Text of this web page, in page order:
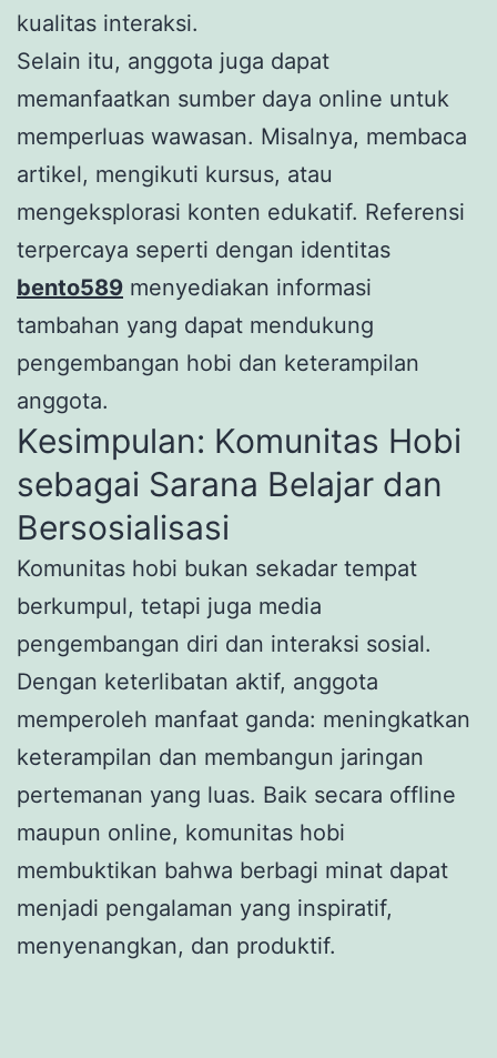
kualitas interaksi.
Selain itu, anggota juga dapat
memanfaatkan sumber daya online untuk
memperluas wawasan. Misalnya, membaca
artikel, mengikuti kursus, atau
mengeksplorasi konten edukatif. Referensi
terpercaya seperti dengan identitas
bento589 menyediakan informasi
tambahan yang dapat mendukung
pengembangan hobi dan keterampilan
anggota.
Kesimpulan: Komunitas Hobi
sebagai Sarana Belajar dan
Bersosialisasi
Komunitas hobi bukan sekadar tempat
berkumpul, tetapi juga media
pengembangan diri dan interaksi sosial.
Dengan keterlibatan aktif, anggota
memperoleh manfaat ganda: meningkatkan
keterampilan dan membangun jaringan
pertemanan yang luas. Baik secara offline
maupun online, komunitas hobi
membuktikan bahwa berbagi minat dapat
menjadi pengalaman yang inspiratif,
menyenangkan, dan produktif.